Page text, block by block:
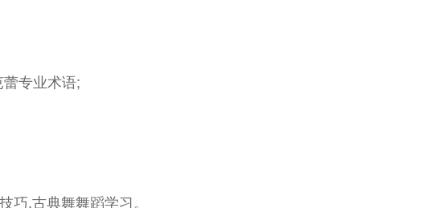
专业术语;
,古典舞舞蹈学习。